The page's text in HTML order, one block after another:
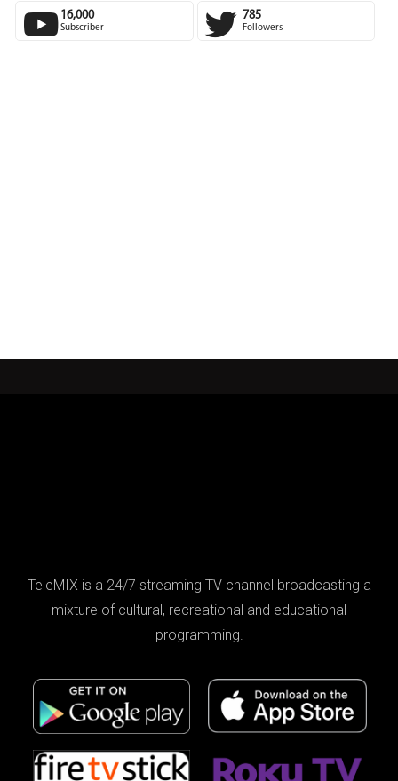
16,000
Subscriber
785
Followers
TeleMIX is a 24/7 streaming TV channel broadcasting a
mixture of cultural, recreational and educational
programming.